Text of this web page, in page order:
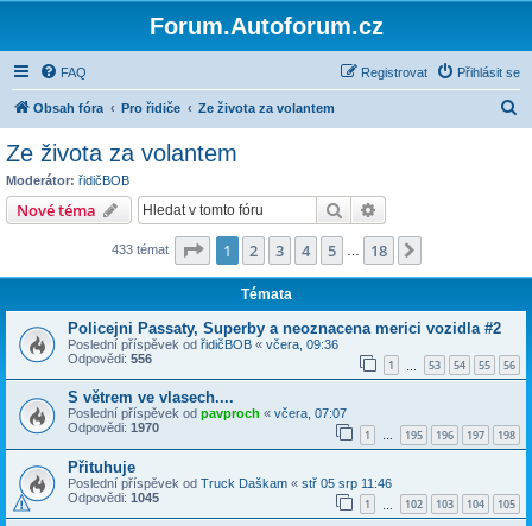
Forum.Autoforum.cz
FAQ Přihlásit se
Registrovat
Obsah fóra Pro řidiče Ze života za volantem
Ze života za volantem
Moderátor: řidičBOB
Nové téma Hledat
433 témat Stránka z 18
1 2 3 4 5 18
Témata
Policejni Passaty, Superby a neoznacena merici vozidla #2
Poslední příspěvek od řidičBOB « včera, 09:36
Odpovědi: 556 1 53 54 55 56
S větrem ve vlasech....
Poslední příspěvek od pavproch « včera, 07:07
Odpovědi: 1970 1 … 195 196 197 198
Přituhuje
Poslední příspěvek od Truck Daškam « stř 05 srp 11:46
Odpovědi: 1045 1 102 103 104 105